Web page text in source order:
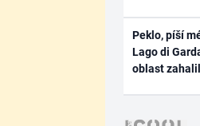
Peklo, píší
Lago di
oblast